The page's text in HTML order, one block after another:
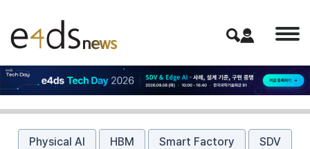
Physical AI HBM Smart Factory SDV